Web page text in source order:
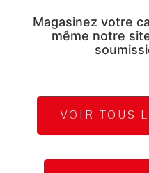
Magasinez votre
même notre
VOIR TOUS